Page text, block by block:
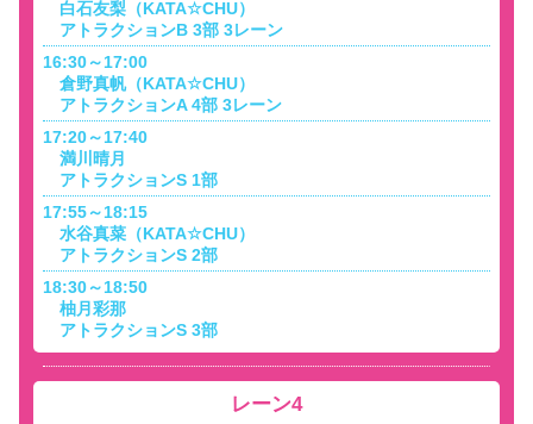
白石友梨（KATA☆CHU）
アトラクションB 3部 3レーン
16:30～17:00
倉野真帆（KATA☆CHU）
アトラクションA 4部 3レーン
17:20～17:40
満川晴月
アトラクションS 1部
17:55～18:15
水谷真菜（KATA☆CHU）
アトラクションS 2部
18:30～18:50
柚月彩那
アトラクションS 3部
レーン4